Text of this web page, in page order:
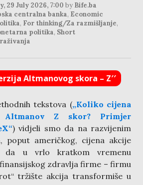
29 July 2026, 7:00 by Bife.ba
centralna banka, Economic
, For thinking/Za razmišljanje,
politika, Short
Altmanovog skora – Z′′
tekstova („Koliko cijena
Altmanov Z skor? Primjer
) vidjeli smo da na razvijenim
poput američkog, cijena akcije
da u vrlo kratkom vremenu
zdravlja firme – firmu
tržište akcija transformiše u